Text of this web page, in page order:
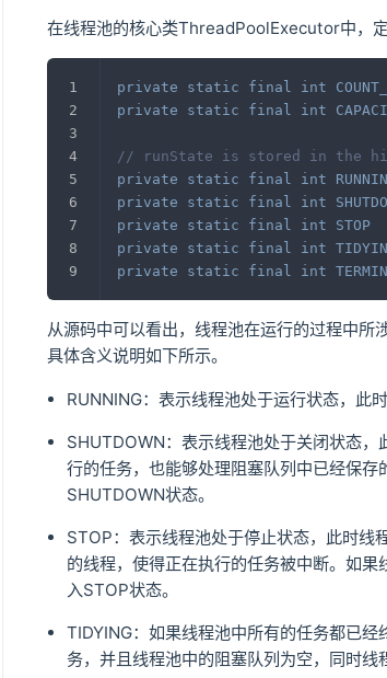
在线程池的核心类ThreadPoolExecutor中，
private static final int
private
static final int
// runState is stored in the
private
static final int
private
static final int
private
static final int STOP
private
static final int
private
static final int
从源码中可以看出，线程池在运行的过程中所
具体含义说明如下所示。
RUNNING：表示线程池处于运行状态，此
SHUTDOWN：表示线程池处于关闭状态
行的任务，也能够处理阻塞队列中已经保
SHUTDOWN状态。
STOP：表示线程池处于停止状态，此时线
的线程，使得正在执行的任务被中断。如
入STOP状态。
TIDYING：如果线程池中所有的任务都已
务，并且线程池中的阻塞队列为空，同时线